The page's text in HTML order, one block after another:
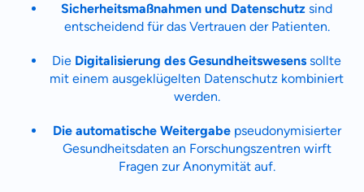
Sicherheitsmaßnahmen und Datenschutz sind
entscheidend für das Vertrauen der Patienten.
Die Digitalisierung des Gesundheitswesens sollte
mit einem ausgeklügelten Datenschutz kombiniert
werden.
Die automatische Weitergabepseudonymisierter
Gesundheitsdaten an Forschungszentren wirft
Fragen zur Anonymität auf.